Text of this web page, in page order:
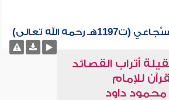
رحمه الله تعالى)
أتراب القصائد
للإمام
داود